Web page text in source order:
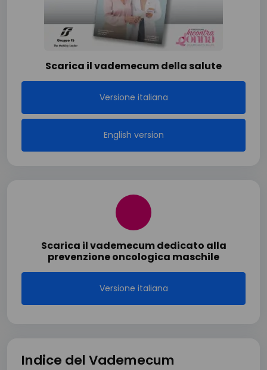
Scarica il vademecum della salute
Versione italiana
English version
Scarica il vademecum dedicato alla
prevenzione oncologica maschile
Versione italiana
Indice del Vademecum